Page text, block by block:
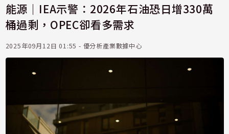
能源｜IEA示警：2026年石油恐日增330萬
桶過剩，OPEC卻看多需求
2025年09月12日 01:55 - 優分析產業數據中心